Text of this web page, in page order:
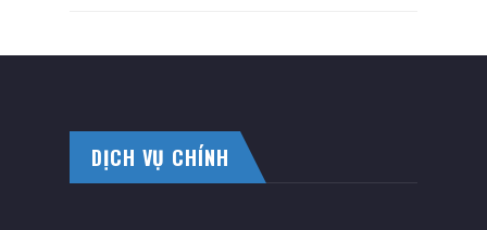
DỊCH VỤ CHÍNH